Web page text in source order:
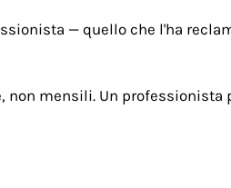
— quello che l'ha
non mensili. Un professionista